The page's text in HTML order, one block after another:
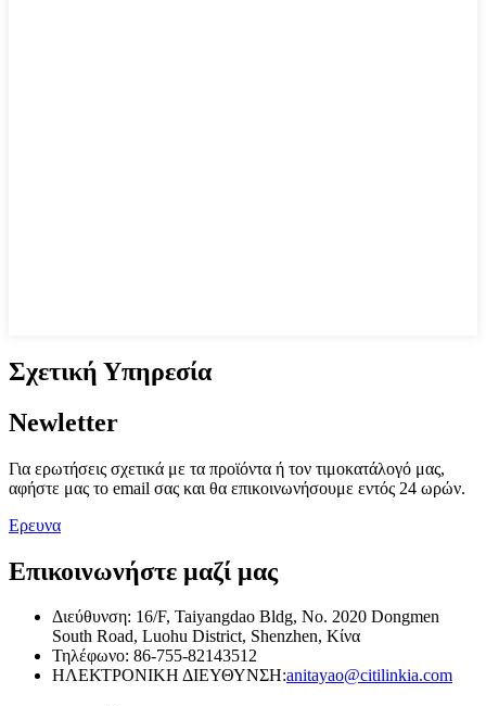
Σχετική Υπηρεσία
Newletter
Για ερωτήσεις σχετικά με τα προϊόντα ή τον τιμοκατάλογό μας,
αφήστε μας το email σας και θα επικοινωνήσουμε εντός 24 ωρών.
Ερευνα
Επικοινωνήστε μαζί μας
Διεύθυνση: 16/F, Taiyangdao Bldg, No. 2020 Dongmen
South Road, Luohu District, Shenzhen, Κίνα
Τηλέφωνο: 86-755-82143512
ΗΛΕΚΤΡΟΝΙΚΗ ΔΙΕΥΘΥΝΣΗ:anitayao@citilinkia.com